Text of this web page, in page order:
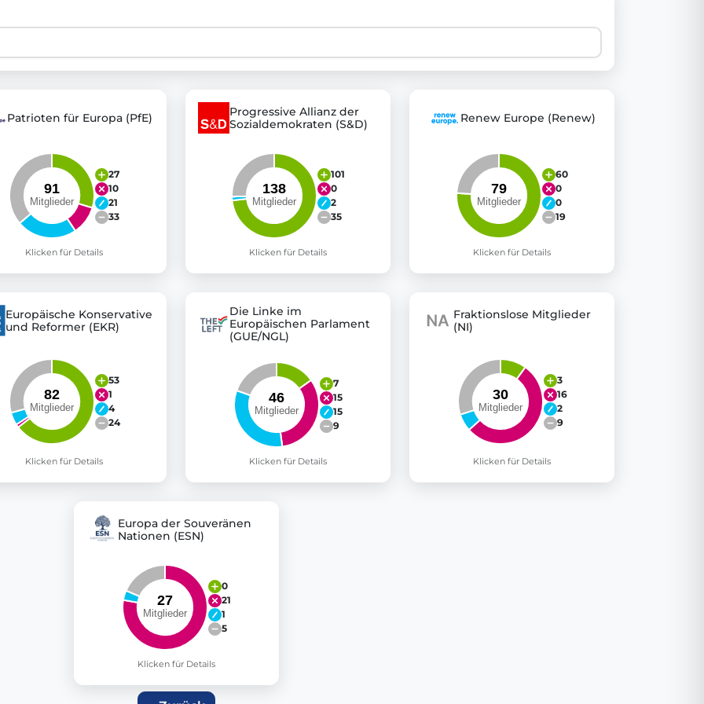
advanced transparency platforms, which lets citizens explore thousands of EU Parliament votes in a clear
and transparency in Germany and Europe.
and bring politics closer to citizens.
Patrioten für Europa (PfE)
27
10
21
33
Klicken für Details
Progressive Allianz der
Sozialdemokraten (S&D)
101
0
2
35
Klicken für Details
Renew Europe (Renew)
60
0
0
19
Klicken für Details
Europäische Konservative
und Reformer (EKR)
53
1
4
24
Klicken für Details
Die Linke im
Europäischen Parlament
(GUE/NGL)
7
15
15
9
Klicken für Details
Fraktionslose Mitglieder
(NI)
3
16
2
9
Klicken für Details
Europa der Souveränen
Nationen (ESN)
0
21
1
5
Klicken für Details